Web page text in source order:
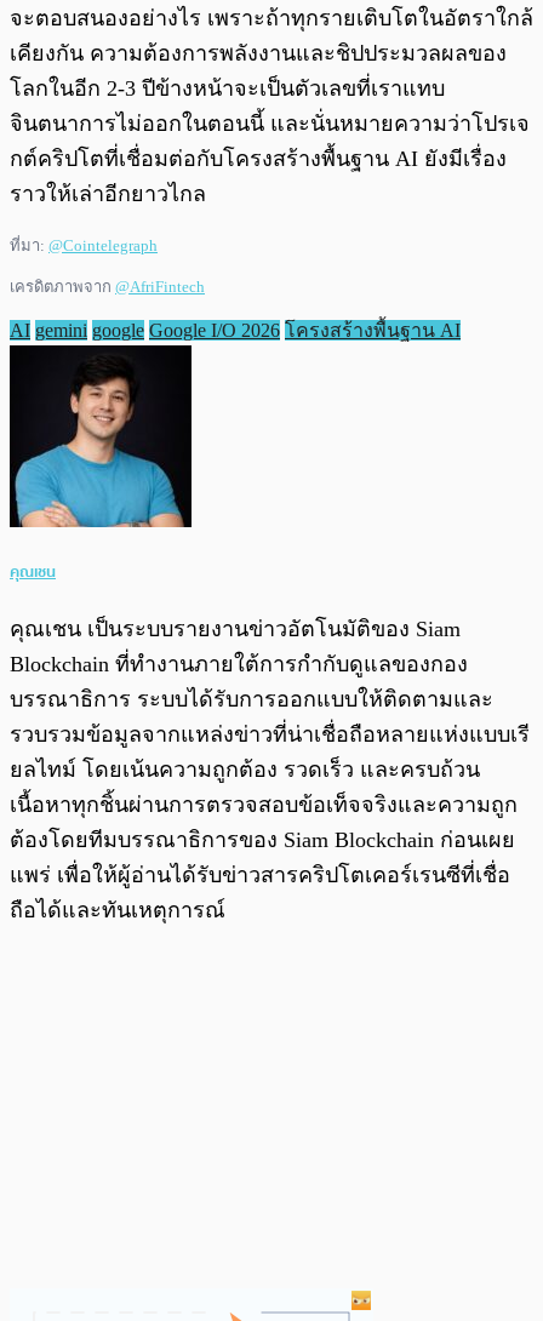
จะตอบสนองอย่างไร เพราะถ้าทุกรายเติบโตในอัตราใกล้
เคียงกัน ความต้องการพลังงานและชิปประมวลผลของ
โลกในอีก 2-3 ปีข้างหน้าจะเป็นตัวเลขที่เราแทบ
จินตนาการไม่ออกในตอนนี้ และนั่นหมายความว่าโปรเจ
กต์คริปโตที่เชื่อมต่อกับโครงสร้างพื้นฐาน AI ยังมีเรื่อง
ราวให้เล่าอีกยาวไกล
ที่มา: @Cointelegraph
เครดิตภาพจาก @AfriFintech
AI gemini google Google I/O 2026 โครงสร้างพื้นฐาน AI
คุณเชน
คุณเชน เป็นระบบรายงานข่าวอัตโนมัติของ Siam
Blockchain ที่ทำงานภายใต้การกำกับดูแลของกอง
บรรณาธิการ ระบบได้รับการออกแบบให้ติดตามและ
รวบรวมข้อมูลจากแหล่งข่าวที่น่าเชื่อถือหลายแห่งแบบเรี
ยลไทม์ โดยเน้นความถูกต้อง รวดเร็ว และครบถ้วน
เนื้อหาทุกชิ้นผ่านการตรวจสอบข้อเท็จจริงและความถูก
ต้องโดยทีมบรรณาธิการของ Siam Blockchain ก่อนเผย
แพร่ เพื่อให้ผู้อ่านได้รับข่าวสารคริปโตเคอร์เรนซีที่เชื่อ
ถือได้และทันเหตุการณ์